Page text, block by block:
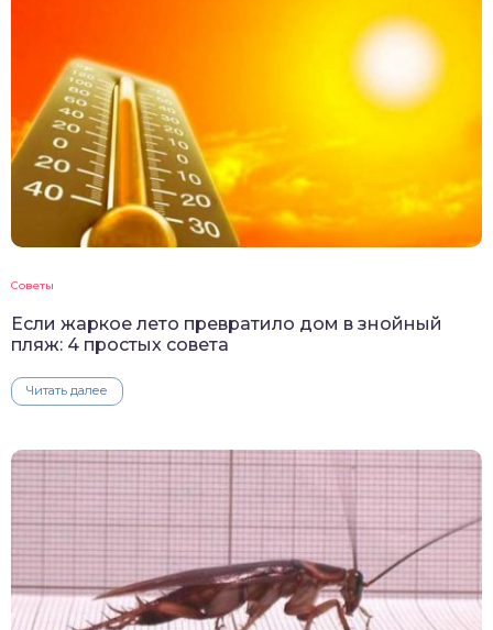
Советы
Если жаркое лето превратило дом в знойный
пляж: 4 простых совета
Читать далее